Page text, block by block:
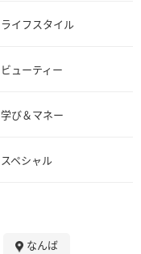
ライフスタイル
ビューティー
学び＆マネー
スペシャル
なんば